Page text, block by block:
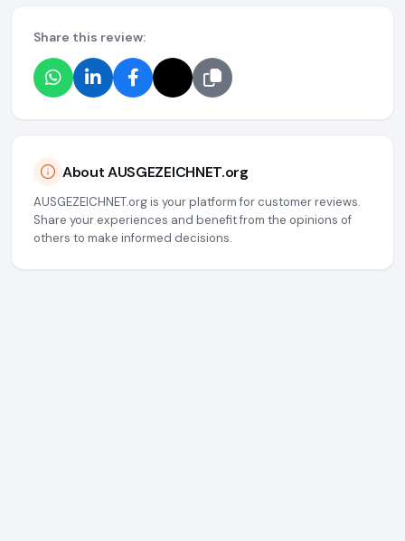
Share this review:
About AUSGEZEICHNET.org
AUSGEZEICHNET.org is your platform for customer reviews.
Share your experiences and benefit from the opinions of
others to make informed decisions.